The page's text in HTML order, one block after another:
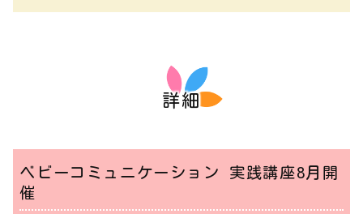
(一社）日本胎内記憶教育協会副代表理事
幼児教室スコーレ代表取締役
スコーレ保育園運営代表
及びスコーレメソッド
（胎内記憶教育に基づいた幼児教育メソッド）の開発
者。乳幼児教育の研究、実践には45年以上の実績あ
詳細
ベビーコミュニケーション 実践講座8月開
催